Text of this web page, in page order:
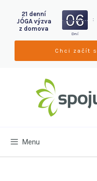
Menu
21 denní
JÓGA výzva
z domova
06
Dní
:
Chci začít